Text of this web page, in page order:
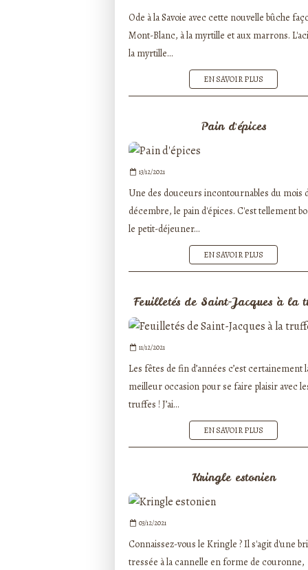
Ode à la Savoie avec cette nouvelle bûche
Mont-Blanc, à la myrtille et aux marrons.
la myrtille...
EN SAVOIR PLUS
Pain d'épices
13/12/2021
Une des douceurs incontournables du mois
décembre, le pain d'épices. C'est tellement
le petit-déjeuner...
EN SAVOIR PLUS
Feuilletés de Saint-Jacques à la
11/12/2021
Les fêtes de fin d’années c’est certainement
meilleur occasion pour se faire plaisir avec
truffes ! J’ai...
EN SAVOIR PLUS
Kringle estonien
03/12/2021
Connaissez-vous le Kringle ? Il s'agit d'une
tressée à la cannelle en forme de couronne,